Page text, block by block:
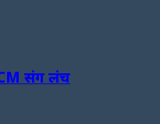
CM संग लंच